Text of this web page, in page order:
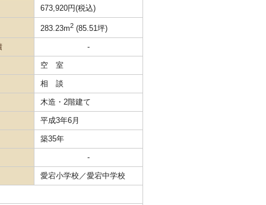
673,920円(税込)
283.23m2 (85.51坪)
-
空 室
相 談
木造・2階建て
平成3年6月
築35年
-
愛宕小学校／愛宕中学校